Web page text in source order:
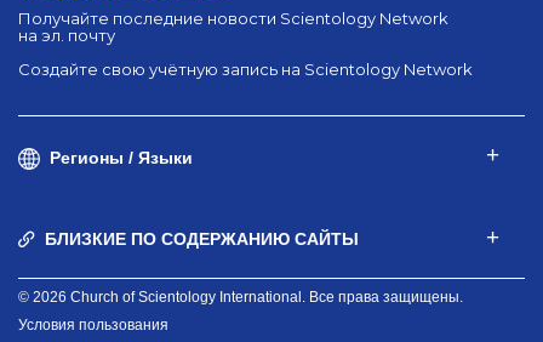
Получайте последние новости Scientology Network
на эл. почту
Создайте свою учётную запись на Scientology Network
Регионы / Языки
БЛИЗКИЕ ПО СОДЕРЖАНИЮ САЙТЫ
© 2026 Church of Scientology International. Все права защищены.
Условия пользования